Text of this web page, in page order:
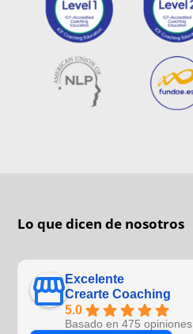
Lo que dicen de nosotros
Excelente
Crearte Coaching
5.0
Basado en 475 opiniones